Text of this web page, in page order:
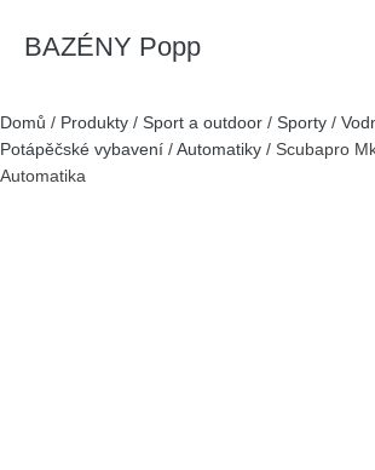
BAZÉNY Popp
Domů / Produkty / Sport a outdoor / Sporty /
Potápěčské vybavení /Automatiky / Scubapro
Automatika